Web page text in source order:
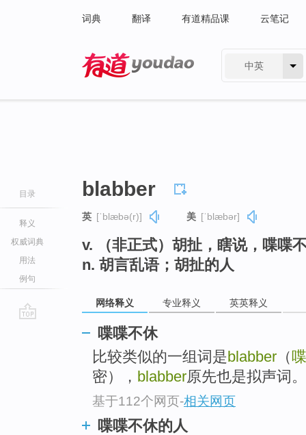
词典 翻译 有道精品课 云笔记
中英
目录
释义
权威词典
用法
例句
blabber
英 [ˈblæbə(r)] 美 [ˈblæbər]
v. （非正式）胡扯，瞎说，喋喋
n. 胡言乱语；胡扯的人
网络释义 专业释义 英英释义
喋喋不休
比较类似的一组词是 blabber （
密）， blabber原先也是拟声词。
基于112个网页-相关网页
喋喋不休的人